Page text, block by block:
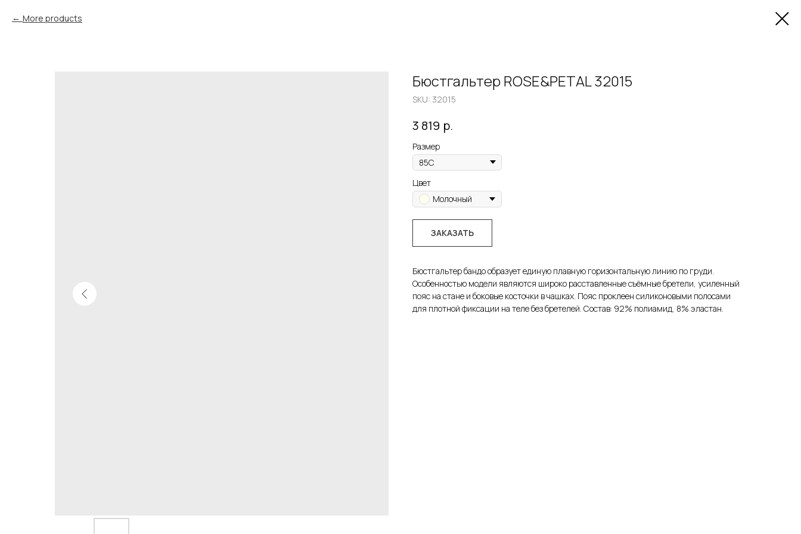
More products
Бюстгальтер ROSE&PETAL 32015
SKU: 32015
3 819 р.
Размер
Цвет
Молочный
ЗАКАЗАТЬ
Бюстгальтер бандо образует единую плавную горизонтальную линию по груди.
Особенностью модели являются широко расставленные съёмные бретели, усиленный
пояс на стане и боковые косточки в чашках. Пояс проклеен силиконовыми полосами
для плотной фиксации на теле без бретелей. Состав: 92% полиамид, 8% эластан.